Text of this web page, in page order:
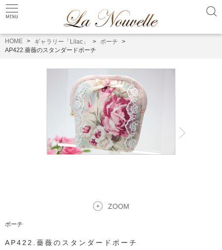
HOME ギャラリー「Lilac」
ポーチ
AP422.薔薇のスタンダードポーチ
ZOOM
ポーチ
AP422.薔薇のスタンダードポーチ